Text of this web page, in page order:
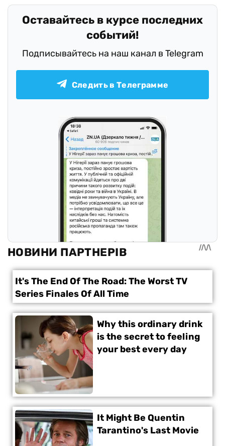
Оставайтесь в курсе последних
событий!
Подписывайтесь на наш канал в Telegram
Следить в Телеграмме